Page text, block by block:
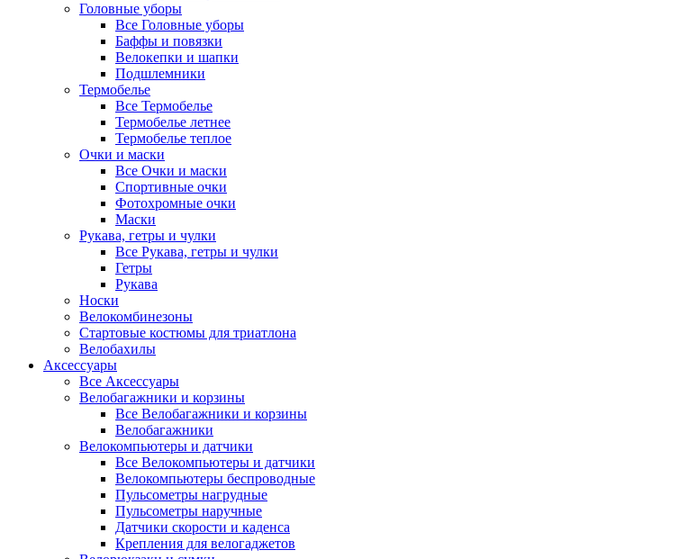
Головные уборы
Все Головные уборы
Баффы и повязки
Велокепки и шапки
Подшлемники
Термобелье
Все Термобелье
Термобелье летнее
Термобелье теплое
Очки и маски
Все Очки и маски
Спортивные очки
Фотохромные очки
Маски
Рукава, гетры и чулки
Все Рукава, гетры и чулки
Гетры
Рукава
Носки
Велокомбинезоны
Стартовые костюмы для триатлона
Велобахилы
Аксессуары
Все Аксессуары
Велобагажники и корзины
Все Велобагажники и корзины
Велобагажники
Велокомпьютеры и датчики
Все Велокомпьютеры и датчики
Велокомпьютеры беспроводные
Пульсометры нагрудные
Пульсометры наручные
Датчики скорости и каденса
Крепления для велогаджетов